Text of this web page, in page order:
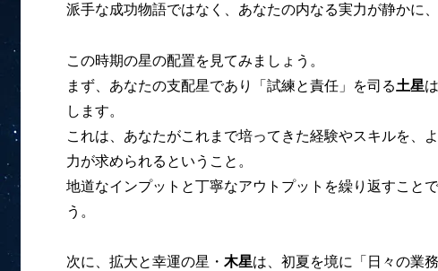
派手な成功物語ではなく、あなたの内なる実力が静かに
この時期の星の配置を見てみましょう。
まず、あなたの支配星であり「試練と責任」を司る土星
します。
これは、あなたがこれまで培ってきた経験やスキルを、
力が求められるということ。
地道なインプットと丁寧なアウトプットを繰り返すこと
う。
次に、拡大と幸運の星・ 木星は、初夏を境に「日々の業